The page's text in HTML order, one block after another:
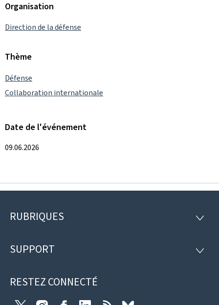
Organisation
Direction de la défense
Thème
Défense
Collaboration internationale
Date de l'événement
09.06.2026
Pied
page
RUBRIQUES
SUPPORT
RESTEZ CONNECTÉ